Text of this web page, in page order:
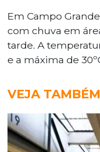
Em Campo
com chuva em
tarde. A
e a máxima de
VEJA TAMBÉM